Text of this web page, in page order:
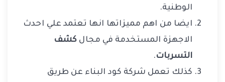
الوطنية.
ايضا من اهم مميزاتها انها تعتمد علي احدث
الاجهزة المستخدمة في مجال كشف
التسربات.
كذلك تعمل شركة كود البناء عن طريق